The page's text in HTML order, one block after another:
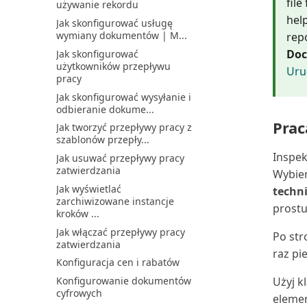
Odpowiadanie na żądania
dotyczące danych osobow...
Określanie dostępnych
języków w środowisku
Omówienie informacji o
firmie
Omówienie konfiguracji i
zarządzania drukarkami
OneDrive w Business
Central: często zadawane p...
Optymalizacja programu
Outlook dla skrzynki odb...
Planowanie automatycznego
uruchamiania zadań
Pobieranie dodatku Business
Central dla program...
Pobieranie dodatku Business
Central dla program...
Przedłuż wersję próbną
Business Central
przepływów pieniężnych
Konfigurowanie aplikacji
Power BI dla finansów
Konfigurowanie deklaracji
VAT
Konfigurowanie dodatkowych
walut
Konfigurowanie e-
dokumentów
Konfigurowanie funkcji
zrównoważonego rozwoju
w...
Konfigurowanie i
raportowanie Intrastat
Konfigurowanie i używanie
rozszerzenia Deklarac...
Konfigurowanie kodów
ścieżek inspekcji
Konfigurowanie konsolidacji
firm
używanie rekordu
Jak skonfigurować usługę
wymiany dokumentów | M...
Jak skonfigurować
użytkowników przepływu
pracy
Jak skonfigurować wysyłanie i
odbieranie dokume...
Jak tworzyć przepływy pracy z
szablonów przepły...
Jak usuwać przepływy pracy
zatwierdzania
Jak wyświetlać
zarchiwizowane instancje
kroków ...
Jak włączać przepływy pracy
zatwierdzania
Konfiguracja cen i rabatów
Konfigurowanie dokumentów
cyfrowych
Po
raz
Użyj